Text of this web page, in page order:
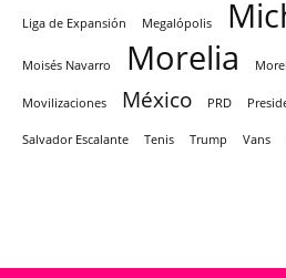
Liga de Expansión Megalópolis
Moisés Navarro Morelia
Movilizaciones México PRD
Salvador Escalante Tenis Trump Vans